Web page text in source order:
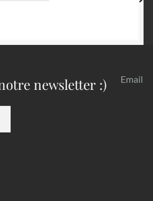
newsletter :) Email